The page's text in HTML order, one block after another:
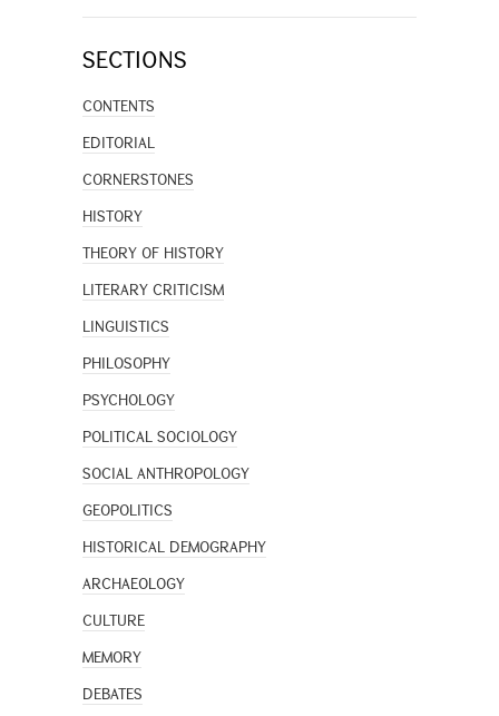
SECTIONS
CONTENTS
EDITORIAL
CORNERSTONES
HISTORY
THEORY OF HISTORY
LITERARY CRITICISM
LINGUISTICS
PHILOSOPHY
PSYCHOLOGY
POLITICAL SOCIOLOGY
SOCIAL ANTHROPOLOGY
GEOPOLITICS
HISTORICAL DEMOGRAPHY
ARCHAEOLOGY
CULTURE
MEMORY
DEBATES